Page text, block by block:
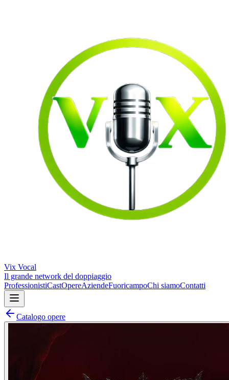
Vix Vocal
Il grande network del doppiaggio
ProfessionistiCastOpereAziendeFuoricampoChi siamoContatti
Catalogo opere